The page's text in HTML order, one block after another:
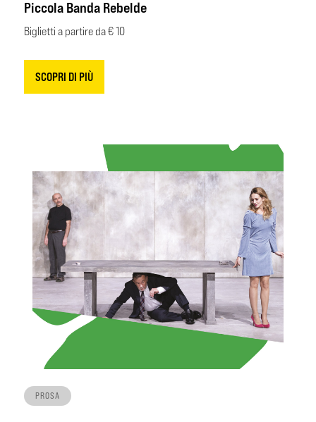
Piccola Banda Rebelde
Biglietti a partire da € 10
SCOPRI DI PIÙ
PROSA